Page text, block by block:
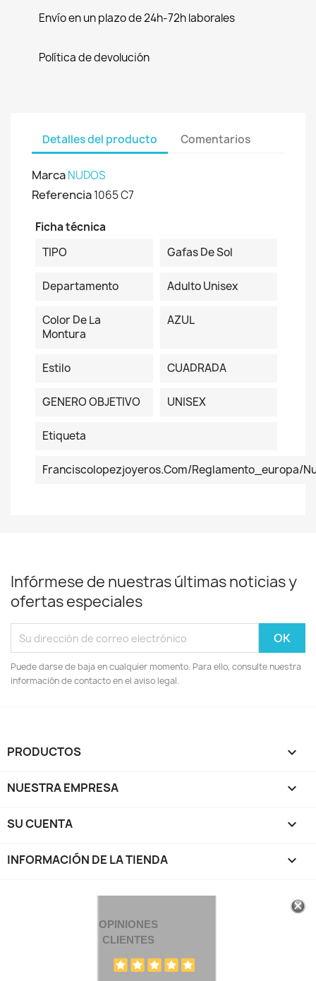
Envío en un plazo de 24h-72h laborales
Política de devolución
Detalles del producto Comentarios
MarcaNUDOS
Referencia1065 C7
Ficha técnica
TIPO
Gafas De Sol
Departamento Adulto Unisex
Color De La
Montura
AZUL
Estilo CUADRADA
GENERO OBJETIVO UNISEX
Etiqueta
Franciscolopezjoyeros.com/reglamento_europa/
Infórmese de nuestras últimas noticias y
ofertas especiales
Puede darse de baja en cualquier momento. Para ello, consulte nuestra
información de contacto en el aviso legal.
PRODUCTOS 
NUESTRA EMPRESA 
SU CUENTA 
INFORMACIÓN DE LA TIENDA keyboard_arrow_down
OPINIONES
CLIENTES